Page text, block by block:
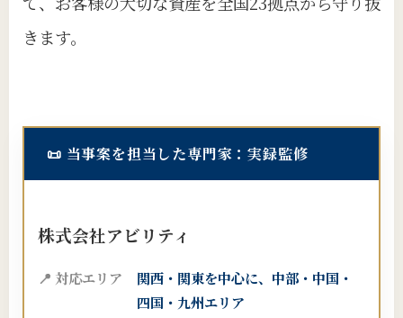
きます。
📜 当事案を担当した専門家：実録監修
株式会社アビリティ
📍 対応エリア
関西・関東を中心に、中部・中国・
四国・九州エリア